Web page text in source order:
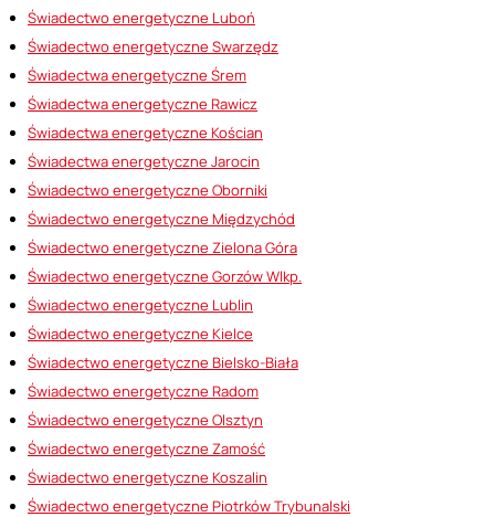
Świadectwo energetyczne Luboń
Świadectwo energetyczne Swarzędz
Świadectwa energetyczne Śrem
Świadectwa energetyczne Rawicz
Świadectwa energetyczne Kościan
Świadectwa energetyczne Jarocin
Świadectwo energetyczne Oborniki
Świadectwo energetyczne Międzychód
Świadectwo energetyczne Zielona Góra
Świadectwo energetyczne Gorzów Wlkp.
Świadectwo energetyczne Lublin
Świadectwo energetyczne Kielce
Świadectwo energetyczne Bielsko-Biała
Świadectwo energetyczne Radom
Świadectwo energetyczne Olsztyn
Świadectwo energetyczne Zamość
Świadectwo energetyczne Koszalin
Świadectwo energetyczne Piotrków Trybunalski